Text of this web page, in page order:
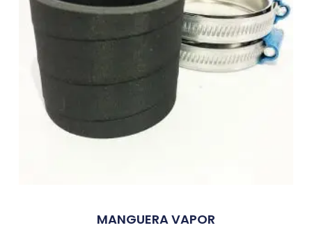
MANGUERA VAPOR